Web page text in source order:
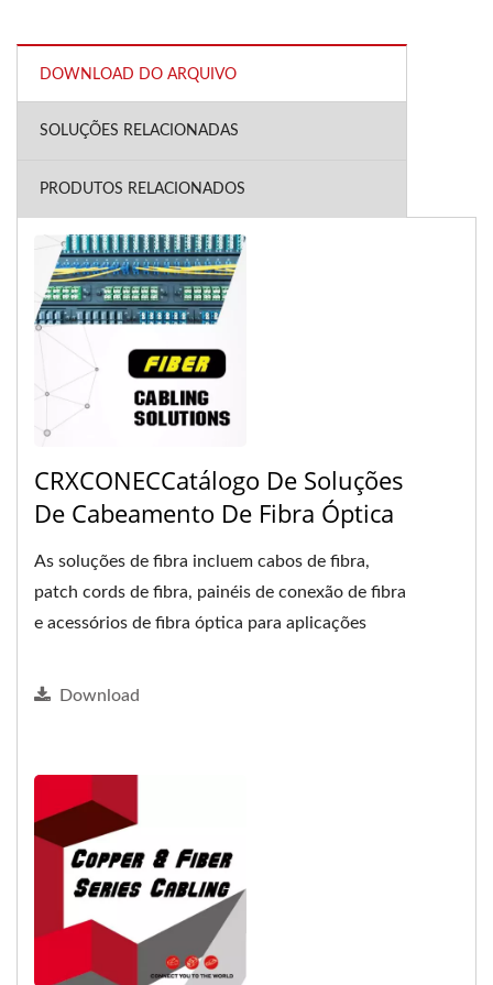
DOWNLOAD DO ARQUIVO
SOLUÇÕES RELACIONADAS
PRODUTOS RELACIONADOS
CRXCONECCatálogo De Soluções
De Cabeamento De Fibra Óptica
As soluções de fibra incluem cabos de fibra,
patch cords de fibra, painéis de conexão de fibra
e acessórios de fibra óptica para aplicações
Download